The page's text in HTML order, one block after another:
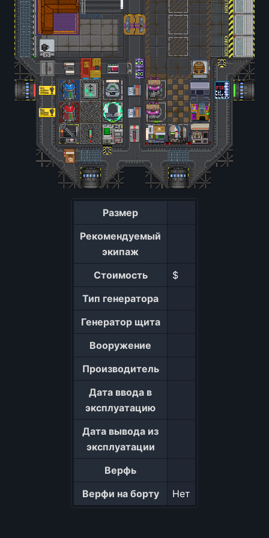
Размер
Рекомендуемый
экипаж
Стоимость
$
Тип генератора
Генератор щита
Вооружение
Производитель
Дата ввода в
эксплуатацию
Дата вывода из
эксплуатации
Верфь
Верфи на борту
Нет